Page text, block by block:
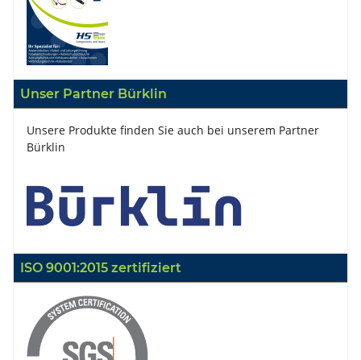
Unser Partner Bürklin
Unsere Produkte finden Sie auch bei unserem Partner
Bürklin
ISO 9001:2015 zertifiziert